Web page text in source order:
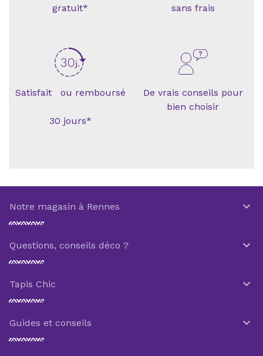
gratuit*
sans frais
Satisfait ou remboursé
30 jours*
De vrais conseils pour
bien choisir
Notre magasin à Rennes 
Questions, conseils déco ? 
Tapis Chic 
Guides et conseils 